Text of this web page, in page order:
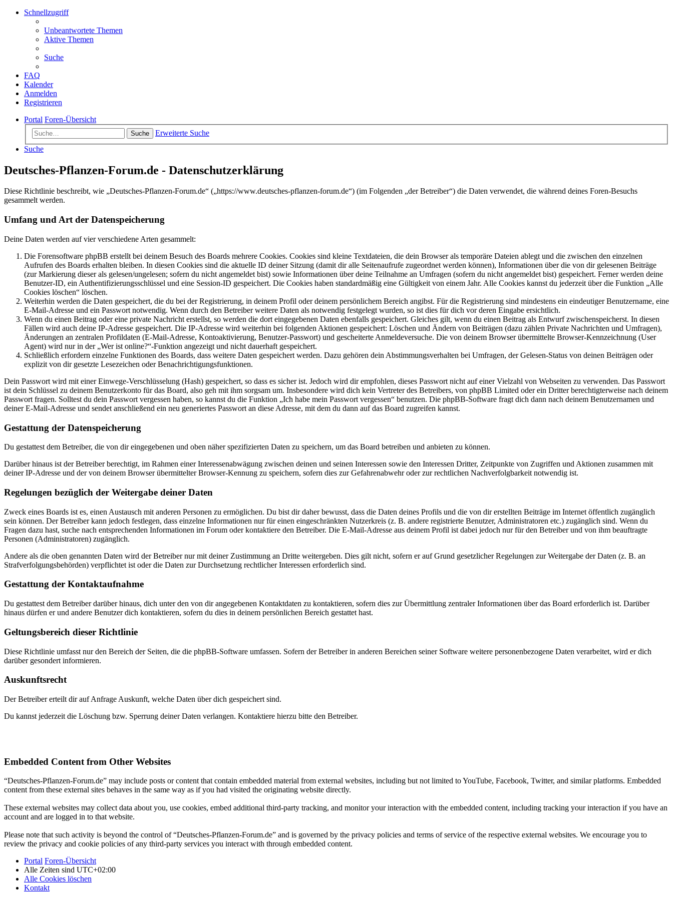
Schnellzugriff
Unbeantwortete Themen
Aktive Themen
Suche
FAQ
Kalender
Anmelden
Registrieren
Portal Foren-Übersicht
Suche
Erweiterte Suche
Suche
Deutsches-Pflanzen-Forum.de - Datenschutzerklärung
Diese Richtlinie beschreibt, wie „Deutsches-Pflanzen-Forum.de“ („https://www.deutsches-pflanzen-forum.de“) (im Folgenden „der Betreiber“) die Daten verwendet, die während deines Foren-Besuchs
gesammelt werden.
Umfang und Art der Datenspeicherung
Deine Daten werden auf vier verschiedene Arten gesammelt:
Die Forensoftware phpBB erstellt bei deinem Besuch des Boards mehrere Cookies. Cookies sind kleine Textdateien, die dein Browser als temporäre Dateien ablegt und die zwischen den einzelnen
Aufrufen des Boards erhalten bleiben. In diesen Cookies sind die aktuelle ID deiner Sitzung (damit dir alle Seitenaufrufe zugeordnet werden können), Informationen über die von dir gelesenen Beiträge
(zur Markierung dieser als gelesen/ungelesen; sofern du nicht angemeldet bist) sowie Informationen über deine Teilnahme an Umfragen (sofern du nicht angemeldet bist) gespeichert. Ferner werden deine
Benutzer-ID, ein Authentifizierungsschlüssel und eine Session-ID gespeichert. Die Cookies haben standardmäßig eine Gültigkeit von einem Jahr. Alle Cookies kannst du jederzeit über die Funktion „Alle
Cookies löschen“ löschen.
Weiterhin werden die Daten gespeichert, die du bei der Registrierung, in deinem Profil oder deinem persönlichem Bereich angibst. Für die Registrierung sind mindestens ein eindeutiger Benutzername, eine
E-Mail-Adresse und ein Passwort notwendig. Wenn durch den Betreiber weitere Daten als notwendig festgelegt wurden, so ist dies für dich vor deren Eingabe ersichtlich.
Wenn du einen Beitrag oder eine private Nachricht erstellst, so werden die dort eingegebenen Daten ebenfalls gespeichert. Gleiches gilt, wenn du einen Beitrag als Entwurf zwischenspeicherst. In diesen
Fällen wird auch deine IP-Adresse gespeichert. Die IP-Adresse wird weiterhin bei folgenden Aktionen gespeichert: Löschen und Ändern von Beiträgen (dazu zählen Private Nachrichten und Umfragen),
Änderungen an zentralen Profildaten (E-Mail-Adresse, Kontoaktivierung, Benutzer-Passwort) und gescheiterte Anmeldeversuche. Die von deinem Browser übermittelte Browser-Kennzeichnung (User
Agent) wird nur in der „Wer ist online?“-Funktion angezeigt und nicht dauerhaft gespeichert.
Schließlich erfordern einzelne Funktionen des Boards, dass weitere Daten gespeichert werden. Dazu gehören dein Abstimmungsverhalten bei Umfragen, der Gelesen-Status von deinen Beiträgen oder
explizit von dir gesetzte Lesezeichen oder Benachrichtigungsfunktionen.
Dein Passwort wird mit einer Einwege-Verschlüsselung (Hash) gespeichert, so dass es sicher ist. Jedoch wird dir empfohlen, dieses Passwort nicht auf einer Vielzahl von Webseiten zu verwenden. Das Passwort
ist dein Schlüssel zu deinem Benutzerkonto für das Board, also geh mit ihm sorgsam um. Insbesondere wird dich kein Vertreter des Betreibers, von phpBB Limited oder ein Dritter berechtigterweise nach deinem
Passwort fragen. Solltest du dein Passwort vergessen haben, so kannst du die Funktion „Ich habe mein Passwort vergessen“ benutzen. Die phpBB-Software fragt dich dann nach deinem Benutzernamen und
deiner E-Mail-Adresse und sendet anschließend ein neu generiertes Passwort an diese Adresse, mit dem du dann auf das Board zugreifen kannst.
Gestattung der Datenspeicherung
Du gestattest dem Betreiber, die von dir eingegebenen und oben näher spezifizierten Daten zu speichern, um das Board betreiben und anbieten zu können.
Darüber hinaus ist der Betreiber berechtigt, im Rahmen einer Interessenabwägung zwischen deinen und seinen Interessen sowie den Interessen Dritter, Zeitpunkte von Zugriffen und Aktionen zusammen mit
deiner IP-Adresse und der von deinem Browser übermittelter Browser-Kennung zu speichern, sofern dies zur Gefahrenabwehr oder zur rechtlichen Nachverfolgbarkeit notwendig ist.
Regelungen bezüglich der Weitergabe deiner Daten
Zweck eines Boards ist es, einen Austausch mit anderen Personen zu ermöglichen. Du bist dir daher bewusst, dass die Daten deines Profils und die von dir erstellten Beiträge im Internet öffentlich zugänglich
sein können. Der Betreiber kann jedoch festlegen, dass einzelne Informationen nur für einen eingeschränkten Nutzerkreis (z. B. andere registrierte Benutzer, Administratoren etc.) zugänglich sind. Wenn du
Fragen dazu hast, suche nach entsprechenden Informationen im Forum oder kontaktiere den Betreiber. Die E-Mail-Adresse aus deinem Profil ist dabei jedoch nur für den Betreiber und von ihm beauftragte
Personen (Administratoren) zugänglich.
Andere als die oben genannten Daten wird der Betreiber nur mit deiner Zustimmung an Dritte weitergeben. Dies gilt nicht, sofern er auf Grund gesetzlicher Regelungen zur Weitergabe der Daten (z. B. an
Strafverfolgungsbehörden) verpflichtet ist oder die Daten zur Durchsetzung rechtlicher Interessen erforderlich sind.
Gestattung der Kontaktaufnahme
Du gestattest dem Betreiber darüber hinaus, dich unter den von dir angegebenen Kontaktdaten zu kontaktieren, sofern dies zur Übermittlung zentraler Informationen über das Board erforderlich ist. Darüber
hinaus dürfen er und andere Benutzer dich kontaktieren, sofern du dies in deinem persönlichen Bereich gestattet hast.
Geltungsbereich dieser Richtlinie
Diese Richtlinie umfasst nur den Bereich der Seiten, die die phpBB-Software umfassen. Sofern der Betreiber in anderen Bereichen seiner Software weitere personenbezogene Daten verarbeitet, wird er dich
darüber gesondert informieren.
Auskunftsrecht
Der Betreiber erteilt dir auf Anfrage Auskunft, welche Daten über dich gespeichert sind.
Du kannst jederzeit die Löschung bzw. Sperrung deiner Daten verlangen. Kontaktiere hierzu bitte den Betreiber.
Embedded Content from Other Websites
“Deutsches-Pflanzen-Forum.de” may include posts or content that contain embedded material from external websites, including but not limited to YouTube, Facebook, Twitter, and similar platforms. Embedded
content from these external sites behaves in the same way as if you had visited the originating website directly.
These external websites may collect data about you, use cookies, embed additional third-party tracking, and monitor your interaction with the embedded content, including tracking your interaction if you have an
account and are logged in to that website.
Please note that such activity is beyond the control of “Deutsches-Pflanzen-Forum.de” and is governed by the privacy policies and terms of service of the respective external websites. We encourage you to
review the privacy and cookie policies of any third-party services you interact with through embedded content.
Portal Foren-Übersicht
Alle Zeiten sind UTC+02:00
Alle Cookies löschen
Kontakt